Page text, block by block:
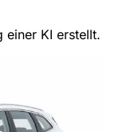
einer KI erstellt.